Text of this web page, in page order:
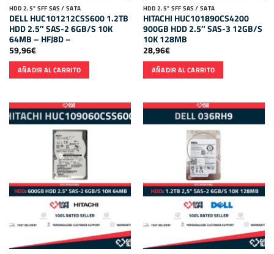
HDD 2.5" SFF SAS / SATA
DELL HUC101212CSS600 1.2TB
HDD 2.5″ SAS-2 6GB/S 10K
64MB – HFJ8D –
59,96€
AÑADIR AL CARRITO
HDD 2.5" SFF SAS / SATA
HITACHI HUC101890CS4200
900GB HDD 2.5″ SAS-3 12GB/S
10K 128MB
28,96€
AÑADIR AL CARRITO